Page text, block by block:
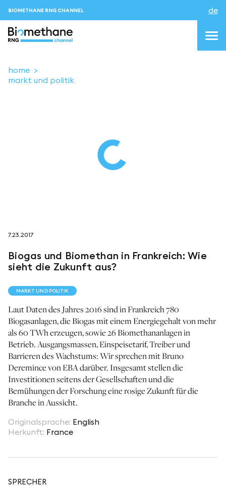
BIOMETHANE RNG CHANNEL de
folgen sie uns auf
netzerotube
home
markt und politik
7.23.2017
Biogas und Biomethan in Frankreich: Wie
sieht die Zukunft aus?
MARKT UND POLITIK
Laut Daten des Jahres 2016 sind in Frankreich 780
Biogasanlagen, die Biogas mit einem Energiegehalt von mehr
als 60 TWh erzeugen, sowie 26 Biomethananlagen in
Betrieb. Ausgangsmassen, Einspeisetarif, Treiber und
Barrieren des Wachstums: Wir sprechen mit Bruno
Deremince von EBA darüber. Insgesamt stellen die
Investitionen seitens der Gesellschaften und die
Bemühungen der Forschung eine rosige Zukunft für die
Branche in Aussicht.
Originalsprache: English
Herkunft: France
SPRECHER